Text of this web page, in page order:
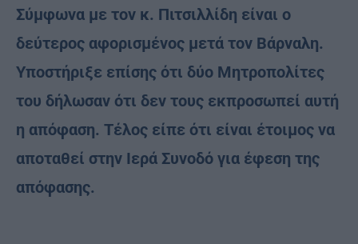
Σύμφωνα με τον κ. Πιτσιλλίδη είναι ο
δεύτερος αφορισμένος μετά τον Βάρναλη.
Υποστήριξε επίσης ότι δύο Μητροπολίτες
του δήλωσαν ότι δεν τους εκπροσωπεί αυτή
η απόφαση. Τέλος είπε ότι είναι έτοιμος να
αποταθεί στην Ιερά Συνοδό για έφεση της
απόφασης.